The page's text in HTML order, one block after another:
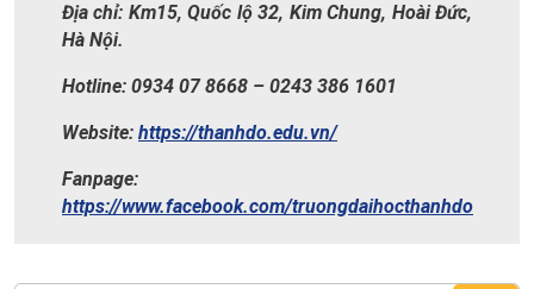
Địa chỉ: Km15, Quốc lộ 32, Kim Chung, Hoài Đức,
Hà Nội.
Hotline: 0934 07 8668 – 0243 386 1601
Website: https://thanhdo.edu.vn/
Fanpage:
https://www.facebook.com/truongdaihocthanhdo